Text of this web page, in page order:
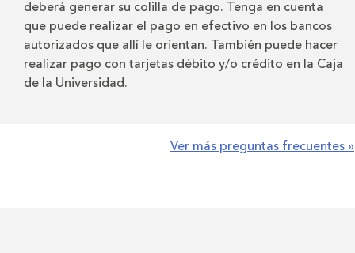
deberá generar su colilla de pago. Tenga en cuenta
que puede realizar el pago en efectivo en los bancos
autorizados que allí le orientan. También puede hacer
realizar pago con tarjetas débito y/o crédito en la Caja
de la Universidad.
Ver más preguntas frecuentes »